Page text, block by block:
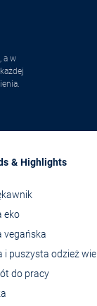
a w
& Highlights
eko
vegańska
i puszysta odzież
do pracy